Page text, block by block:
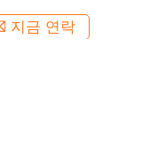
지금 연락